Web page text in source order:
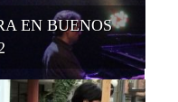
EN BUENOS